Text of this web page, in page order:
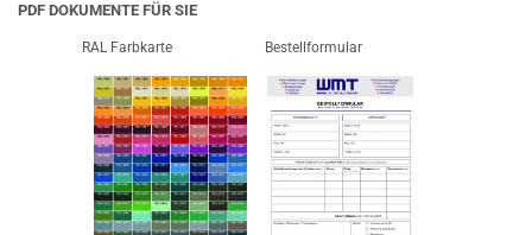
PDF DOKUMENTE FÜR SIE
RAL Farbkarte Bestellformular